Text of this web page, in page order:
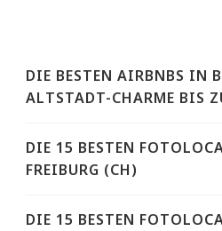
DIE BESTEN AIRBNBS IN
ALTSTADT-CHARME BIS
DIE 15 BESTEN
FREIBURG (CH)
DIE 15 BESTEN